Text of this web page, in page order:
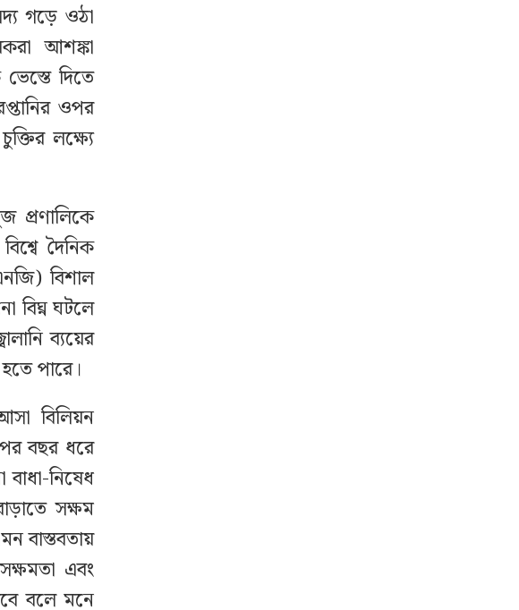
গড়ে ওঠা
আশঙ্কা
দিতে
ওপর
লক্ষ্যে
প্রণালিকে
দৈনিক
বিশাল
বিঘ্ন ঘটলে
ব্যয়ের
পারে।
বিলিয়ন
পর বছর ধরে
নিষেধ
সক্ষম
বাস্তবতায়
এবং
বলে মনে